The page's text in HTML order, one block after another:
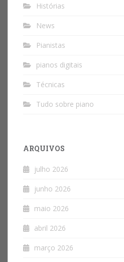
Histórias
News
Pianistas
pianos digitais
Técnicas
Tudo sobre piano
ARQUIVOS
julho 2026
junho 2026
maio 2026
abril 2026
março 2026